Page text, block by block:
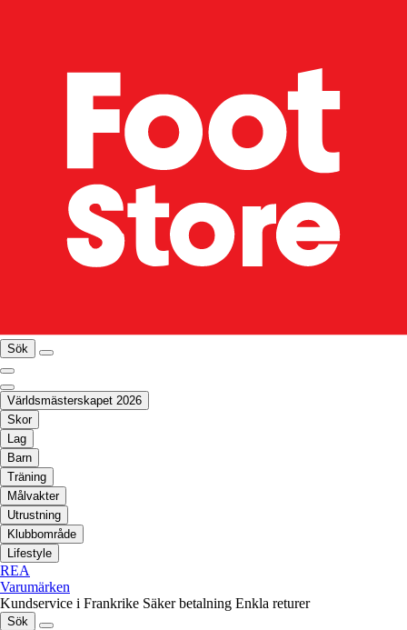
Sök
Världsmästerskapet 2026
Skor
Lag
Barn
Träning
Målvakter
Utrustning
Klubbområde
Lifestyle
REA
Varumärken
Kundservice i Frankrike Säker betalning Enkla returer
Sök